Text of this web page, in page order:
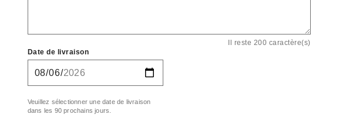
Il reste 200 caractère(s)
Date de livraison
Veuillez sélectionner une date de livraison
dans les 90 prochains jours.